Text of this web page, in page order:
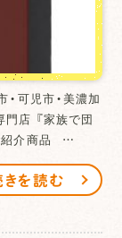
可児市・美濃加
門店 『家族で団
紹介商品 …
を読む